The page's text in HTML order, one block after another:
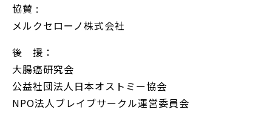
協賛 :
メルクセローノ株式会社
後 援：
大腸癌研究会
公益社団法人日本オストミー協会
NPO法人ブレイブサークル運営委員会